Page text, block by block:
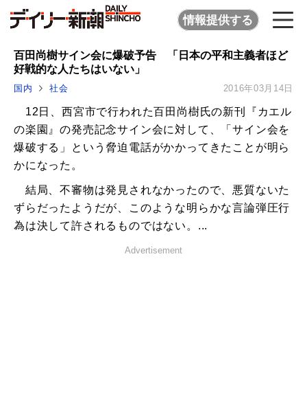
情報提供する
百田尚樹サイン会に爆破予告 「日本の平和主義者ほど
好戦的な人たちはいない」
国内 社会 2016年03月14日
12日、西宮市で行われた百田尚樹氏の新刊『カエル
の楽園』の発売記念サイン会に対して、「サイン会を
爆破する」という脅迫電話がかかってきたことが明ら
かになった。
結局、不審物は発見されなかったので、悪質ないた
ずらだったようだが、このような明らかな言論弾圧行
為は決して許されるものではない。...
Advertisement